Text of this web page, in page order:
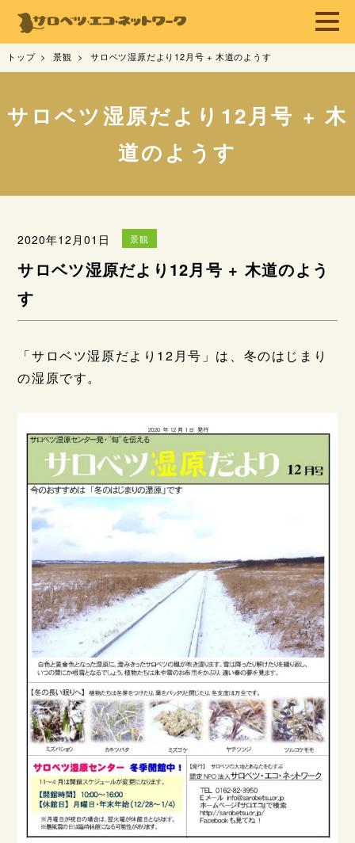
トップ 景観 サロベツ湿原だより12月号 + 木道のようす
サロベツ湿原だより12月号 + 木
道のようす
2020年12月01日 景観
サロベツ湿原だより12月号 + 木道のよう
す
「サロベツ湿原だより12月号」は、冬のはじまり
の湿原です。